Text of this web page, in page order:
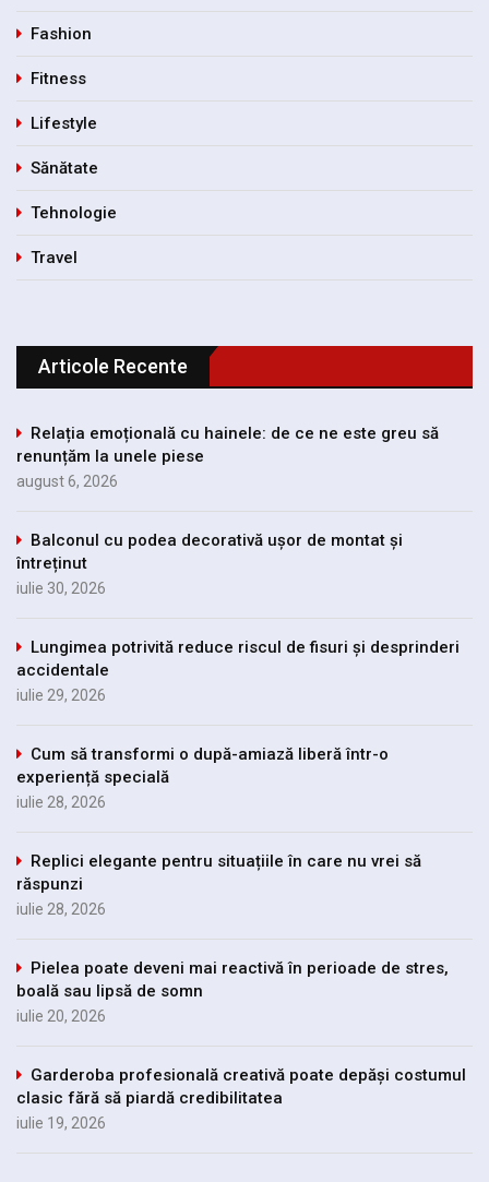
Fashion
Fitness
Lifestyle
Sănătate
Tehnologie
Travel
Articole Recente
Relația emoțională cu hainele: de ce ne este greu să
renunțăm la unele piese
august 6, 2026
Balconul cu podea decorativă ușor de montat și
întreținut
iulie 30, 2026
Lungimea potrivită reduce riscul de fisuri și desprinderi
accidentale
iulie 29, 2026
Cum să transformi o după-amiază liberă într-o
experiență specială
iulie 28, 2026
Replici elegante pentru situațiile în care nu vrei să
răspunzi
iulie 28, 2026
Pielea poate deveni mai reactivă în perioade de stres,
boală sau lipsă de somn
iulie 20, 2026
Garderoba profesională creativă poate depăși costumul
clasic fără să piardă credibilitatea
iulie 19, 2026